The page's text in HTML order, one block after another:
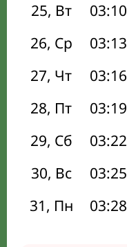
25, Вт
03:10
26, Ср
03:13
27, Чт
03:16
28, Пт
03:19
29, Сб
03:22
30, Вс
03:25
31, Пн
03:28